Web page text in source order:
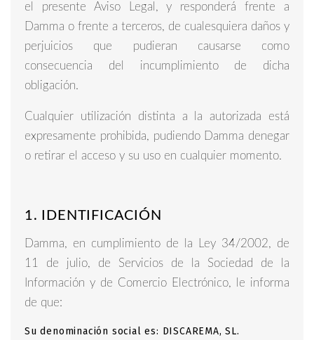
el presente Aviso Legal, y responderá frente a
Damma o frente a terceros, de cualesquiera daños y
perjuicios que pudieran causarse como
consecuencia del incumplimiento de dicha
obligación.
Cualquier utilización distinta a la autorizada está
expresamente prohibida, pudiendo Damma denegar
o retirar el acceso y su uso en cualquier momento.
1. IDENTIFICACIÓN
Damma, en cumplimiento de la Ley 34/2002, de
11 de julio, de Servicios de la Sociedad de la
Información y de Comercio Electrónico, le informa
de que:
Su denominación social es: DISCAREMA, SL.